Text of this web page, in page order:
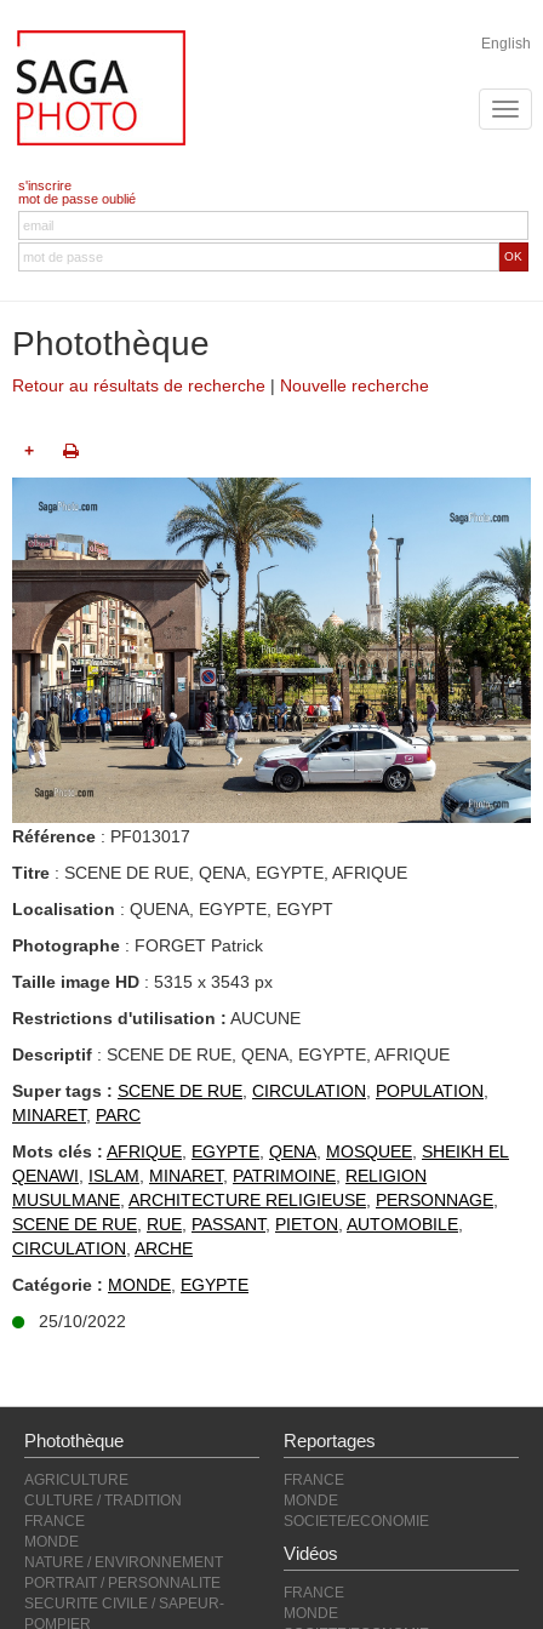
English
s'inscrire
mot de passe oublié
OK
Photothèque
Retour au résultats de recherche | Nouvelle recherche
+
Référence : PF013017
Titre : SCENE DE RUE, QENA, EGYPTE, AFRIQUE
Localisation : QUENA, EGYPTE, EGYPT
Photographe : FORGET Patrick
Taille image HD : 5315 x 3543 px
Restrictions d'utilisation : AUCUNE
Descriptif : SCENE DE RUE, QENA, EGYPTE, AFRIQUE
Super tags : SCENE DE RUE, CIRCULATION, POPULATION,
MINARET, PARC
Mots clés : AFRIQUE, EGYPTE, QENA, MOSQUEE, SHEIKH EL
QENAWI, ISLAM, MINARET, PATRIMOINE, RELIGION
MUSULMANE, ARCHITECTURE RELIGIEUSE, PERSONNAGE,
SCENE DE RUE, RUE, PASSANT, PIETON, AUTOMOBILE,
CIRCULATION, ARCHE
Catégorie : MONDE, EGYPTE
25/10/2022
Photothèque
AGRICULTURE
CULTURE / TRADITION
FRANCE
MONDE
NATURE / ENVIRONNEMENT
PORTRAIT / PERSONNALITE
SECURITE CIVILE / SAPEUR-
POMPIER
Reportages
FRANCE
MONDE
SOCIETE/ECONOMIE
Vidéos
FRANCE
MONDE